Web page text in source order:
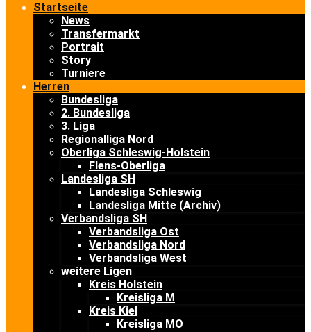
Startseite
News
Transfermarkt
Portrait
Story
Turniere
Herren
Bundesliga
2. Bundesliga
3. Liga
Regionalliga Nord
Oberliga Schleswig-Holstein
Flens-Oberliga
Landesliga SH
Landesliga Schleswig
Landesliga Mitte (Archiv)
Verbandsliga SH
Verbandsliga Ost
Verbandsliga Nord
Verbandsliga West
weitere Ligen
Kreis Holstein
Kreisliga M
Kreis Kiel
Kreisliga MO